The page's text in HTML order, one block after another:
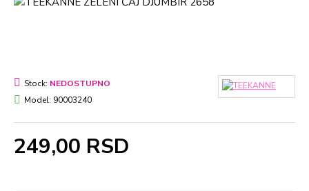
249,00 RSD
Stock: NEDOSTUPNO
Model: 90003240